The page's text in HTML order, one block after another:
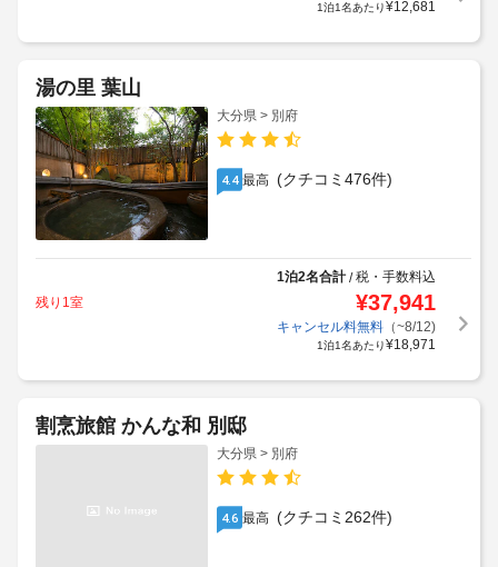
1泊1名あたり¥12,681
湯の里 葉山
大分県 > 別府
4.4 最高 (クチコミ476件)
1泊2名合計/税・手数料込
残り1室
¥37,941
キャンセル料無料（~8/12)
1泊1名あたり¥18,971
割烹旅館 かんな和 別邸
大分県 > 別府
4.6 最高 (クチコミ262件)